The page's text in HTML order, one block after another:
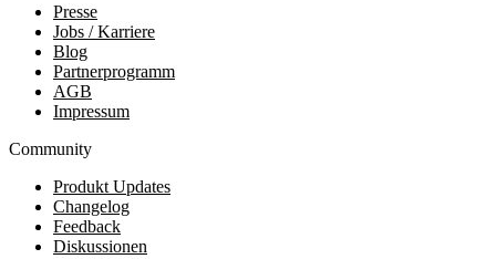
Presse
Jobs / Karriere
Blog
Partnerprogramm
AGB
Impressum
Community
Produkt Updates
Changelog
Feedback
Diskussionen